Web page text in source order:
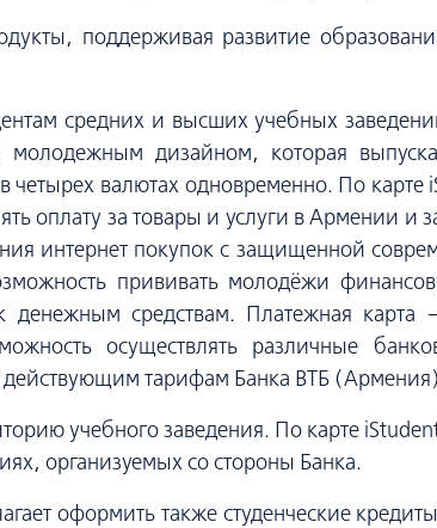
поддерживая развитие
средних и высших учебных
дизайном, которая
валютах одновременно. По карте
оплату за товары и услуги в Армении и
интернет покупок с защищенной
прививать молодёжи
денежным средствам. Платежная карта
осуществлять различные
действующим тарифам Банка ВТБ
учебного заведения. По карте
организуемых со стороны Банка.
оформить также студенческие